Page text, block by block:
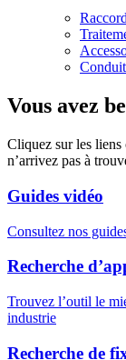
Vous avez
Cliquez sur les liens
n’arrivez pas à
Guides vidéo
Consultez nos
Recherche
Trouvez l’outil le
industrie
Recherche de